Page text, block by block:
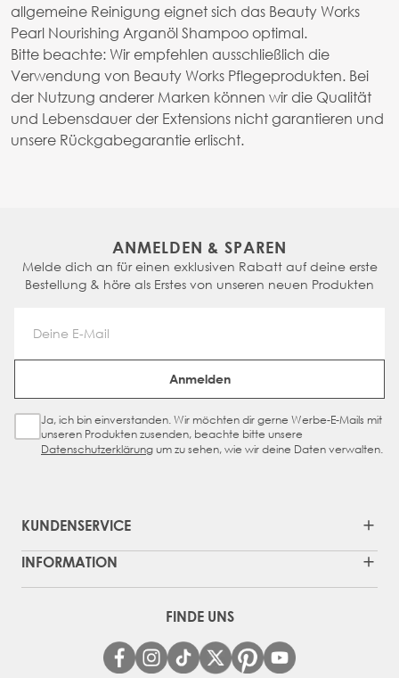
allgemeine Reinigung eignet sich das Beauty Works
Pearl Nourishing Arganöl Shampoo optimal.
Bitte beachte: Wir empfehlen ausschließlich die
Verwendung von Beauty Works Pflegeprodukten. Bei
der Nutzung anderer Marken können wir die Qualität
und Lebensdauer der Extensions nicht garantieren und
unsere Rückgabegarantie erlischt.
ANMELDEN & SPAREN
Melde dich an für einen exklusiven Rabatt auf deine erste
Bestellung & höre als Erstes von unseren neuen Produkten
Email Address
Anmelden
Sign Up Checkbox
Ja, ich bin einverstanden. Wir möchten dir gerne Werbe-E-Mails mit
unseren Produkten zusenden, beachte bitte unsere
Datenschutzerklärungum zu sehen, wie wir deine Daten verwalten.
KUNDENSERVICE
INFORMATION
FINDE UNS